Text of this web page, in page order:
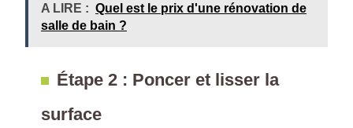
A LIRE : Quel est le prix d'une rénovation de
salle de bain ?
Étape 2 : Poncer et lisser la
surface